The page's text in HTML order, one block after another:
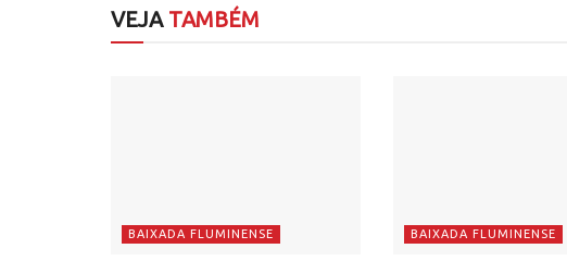
VEJATAMBÉM
BAIXADA FLUMINENSE BAIXADA FLUMINENSE